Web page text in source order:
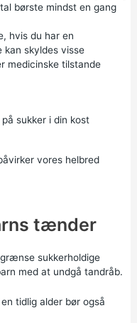
børste mindst en gang
hvis du har en
skyldes visse
medicinske tilstande
sukker i din kost
vores helbred
tænder
sukkerholdige
med at undgå tandråb.
tidlig alder bør også